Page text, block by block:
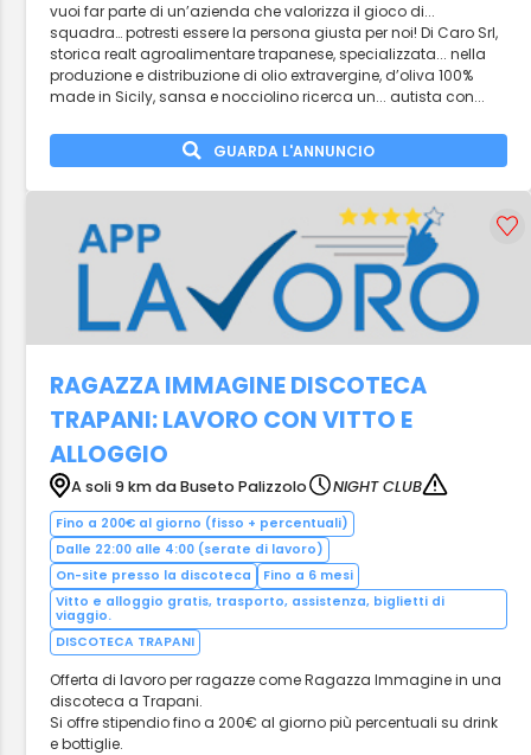
vuoi far parte di un’azienda che valorizza il gioco di...
squadra… potresti essere la persona giusta per noi! Di Caro Srl,
storica realt agroalimentare trapanese, specializzata... nella
produzione e distribuzione di olio extravergine, d’oliva 100%
made in Sicily, sansa e nocciolino ricerca un... autista con...
GUARDA L'ANNUNCIO
RAGAZZA IMMAGINE DISCOTECA
TRAPANI: LAVORO CON VITTO E
ALLOGGIO
A soli 9 km da Buseto Palizzolo NIGHT CLUB
Fino a 200€ al giorno (fisso + percentuali)
Dalle 22:00 alle 4:00 (serate di lavoro)
On-site presso la discoteca
Fino a 6 mesi
Vitto e alloggio gratis, trasporto, assistenza, biglietti di
viaggio.
DISCOTECA TRAPANI
Offerta di lavoro per ragazze come Ragazza Immagine in una
discoteca a Trapani.
Si offre stipendio fino a 200€ al giorno più percentuali su drink
e bottiglie.